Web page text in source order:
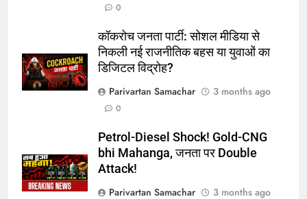
0
कॉकरोच जनता पार्टी: सोशल मीडिया से
निकली नई राजनीतिक बहस या युवाओं का
डिजिटल विद्रोह?
Parivartan Samachar
3 months ago
0
Petrol-Diesel Shock! Gold-CNG
bhi Mahanga, जनता पर Double
Attack!
Parivartan Samachar
3 months ago